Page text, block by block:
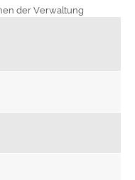
der Verwaltung